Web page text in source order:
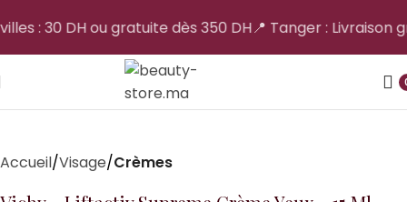
Accueil Visage Crèmes
: 30 DH ou gratuite dès 350 DH📍 Tanger : Livraison